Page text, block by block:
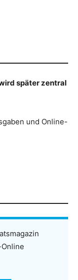
später zentral
und Online-